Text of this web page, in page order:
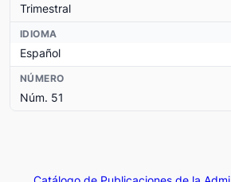
Trimestral
IDIOMA
Español
NÚMERO
Núm. 51